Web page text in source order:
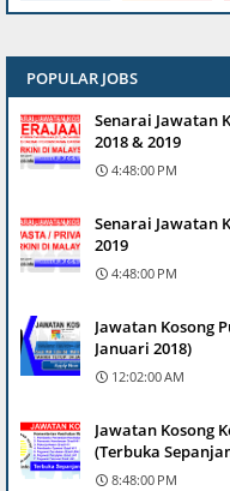
POPULAR JOBS
Senarai Jawatan
2018 & 2019
4:48:00 PM
Senarai Jawatan
2019
4:48:00 PM
Jawatan Kosong
Januari 2018)
12:02:00 AM
Jawatan Kosong
(Terbuka
8:48:00 PM